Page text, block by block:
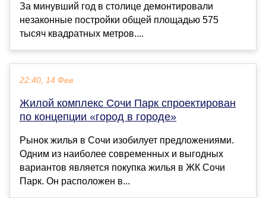
За минувший год в столице демонтировали
незаконные постройки общей площадью 575
тысяч квадратных метров....
22:40, 14 Фев
Жилой комплекс Сочи Парк спроектирован
по концепции «город в городе»
Рынок жилья в Сочи изобилует предложениями.
Одним из наиболее современных и выгодных
вариантов является покупка жилья в ЖК Сочи
Парк. Он расположен в...